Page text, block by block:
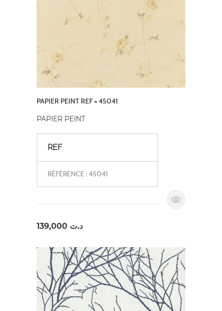
PAPIER PEINT REF = 45041
PAPIER PEINT
REF
RÉFÉRENCE : 45041
د.ت